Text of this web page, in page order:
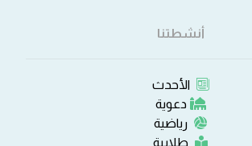
أنشطتنا
الأحدث
دعوية
رياضية
طلابية